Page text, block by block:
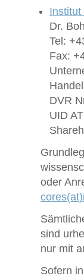
Dr.
Tel:
Fax:
DVR
UID
oder
sind
nur mit
Sofern